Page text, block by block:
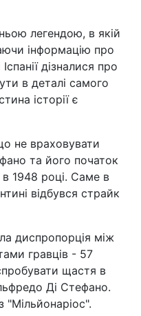
легендою, в якій
інформацію про
дізналися про
в деталі самого
історії є
не враховувати
та його початок
в 1948 році. Саме в
відбувся страйк
диспропорція між
гравців - 57
щастя в
Ді Стефано.
"Мільйонаріос".